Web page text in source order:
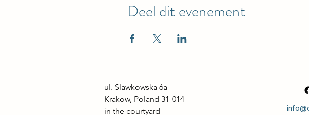
Deel dit evenement
ul. Slawkowska 6a
Krakow, Poland 31-014
in the courtyard